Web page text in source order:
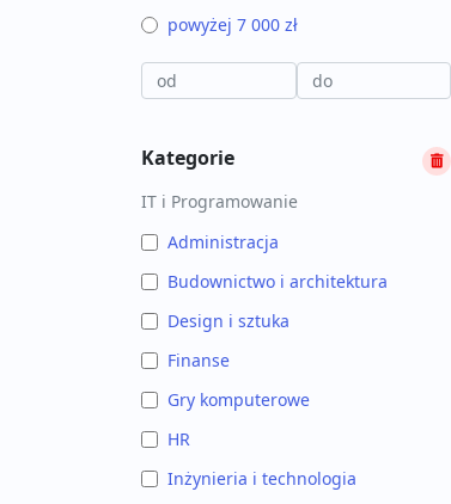
powyżej 7 000 zł
Kategorie
IT i Programowanie
Administracja
Budownictwo i architektura
Design i sztuka
Finanse
Gry komputerowe
HR
Inżynieria i technologia